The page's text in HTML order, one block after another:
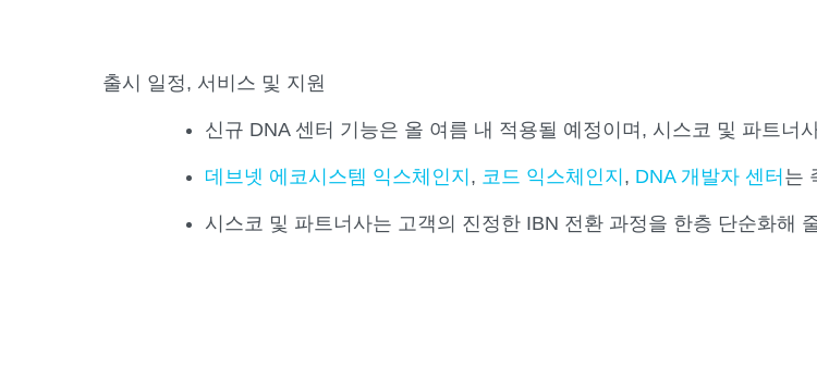
출시 일정, 서비스 및 지원
신규 DNA 센터 기능은 올 여름 내 적용될 예정이며, 시스코 및 파트너
데브넷 에코시스템 익스체인지 , 코드 익스체인지 , DNA 개발자 센터 는
시스코 및 파트너사는 고객의 진정한 IBN 전환 과정을 한층 단순화해